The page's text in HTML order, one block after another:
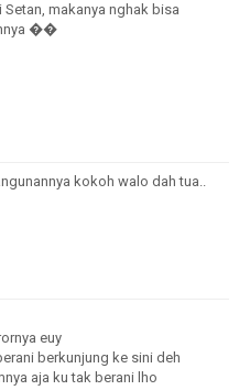
makanya nghak bisa
��
kokoh walo dah tua..
euy
berkunjung ke sini deh
aja ku tak berani lho